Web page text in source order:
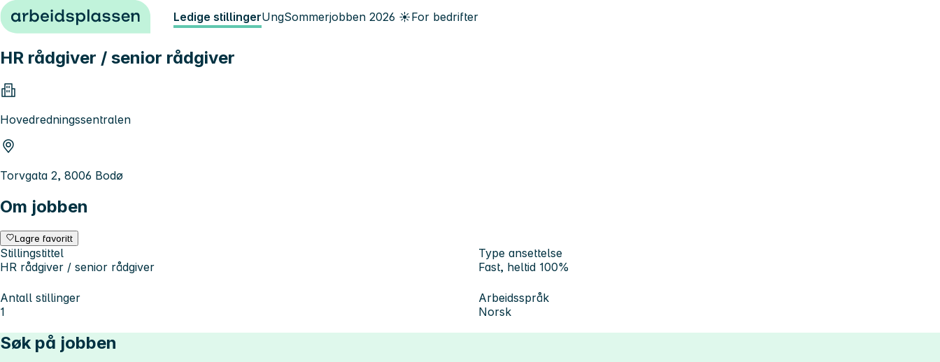
Hopp til innhold Ledige stillingerUngSommerjobben 2026 ☀️For bedrifter
HR rådgiver / senior rådgiver
Hovedredningssentralen
Torvgata 2, 8006 Bodø
Om jobben
Lagre favoritt
Stillingstittel
HR rådgiver / senior rådgiver
Type ansettelse
Fast, heltid 100%
Antall stillinger
1
Arbeidsspråk
Norsk
Søk på jobben